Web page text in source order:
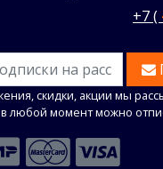
+7 (
скидки, акции мы
любой момент можно